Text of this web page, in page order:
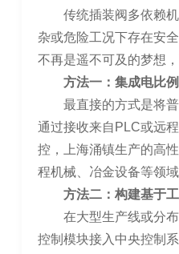
传统插装阀多依赖
杂或危险工况下存在安
不再是遥不可及的梦想
方法一：集成电比
最直接的方式是将
通过接收来自PLC或远
控，上海涌镇生产的高
程机械、冶金设备等领域
方法二：构建基于
在大型生产线或分
控制模块接入中央控制